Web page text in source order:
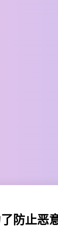
防止恶